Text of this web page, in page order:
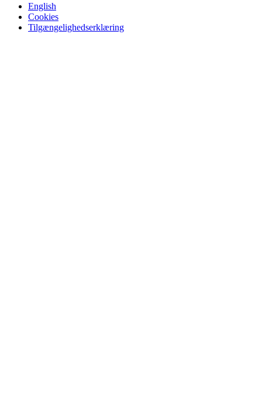
English
Cookies
Tilgængelighedserklæring